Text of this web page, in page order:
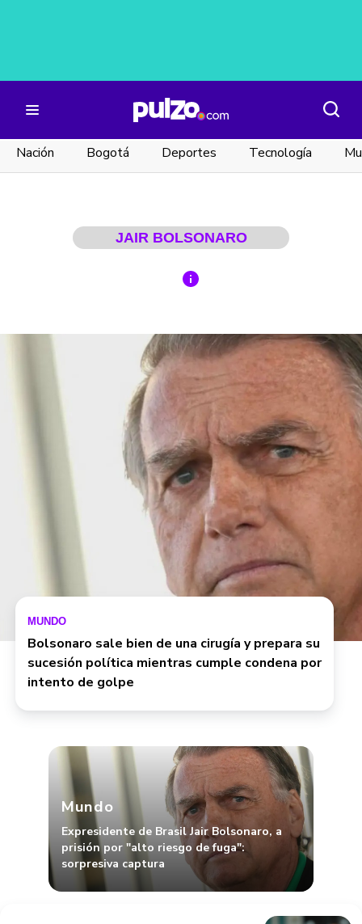
Nación Bogotá Deportes Tecnología
JAIR BOLSONARO
MUNDO
Bolsonaro sale bien de una cirugía y prepara su
sucesión política mientras cumple condena por
intento de golpe
Mundo
Expresidente de Brasil Jair Bolsonaro, a
prisión por "alto riesgo de fuga":
sorpresiva captura